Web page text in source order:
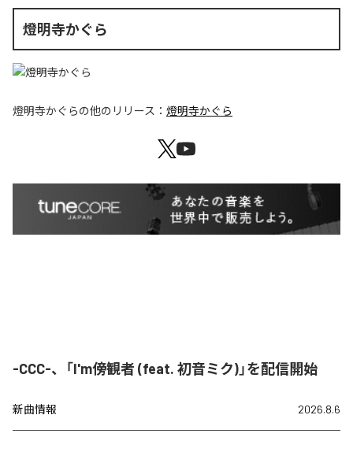
燈明寺かぐら
燈明寺かぐらの他のリリース： 燈明寺かぐら
-CCC-、「I'm傍観者 (feat. 初音ミク)」を配信開始
新曲情報 2026.8.6